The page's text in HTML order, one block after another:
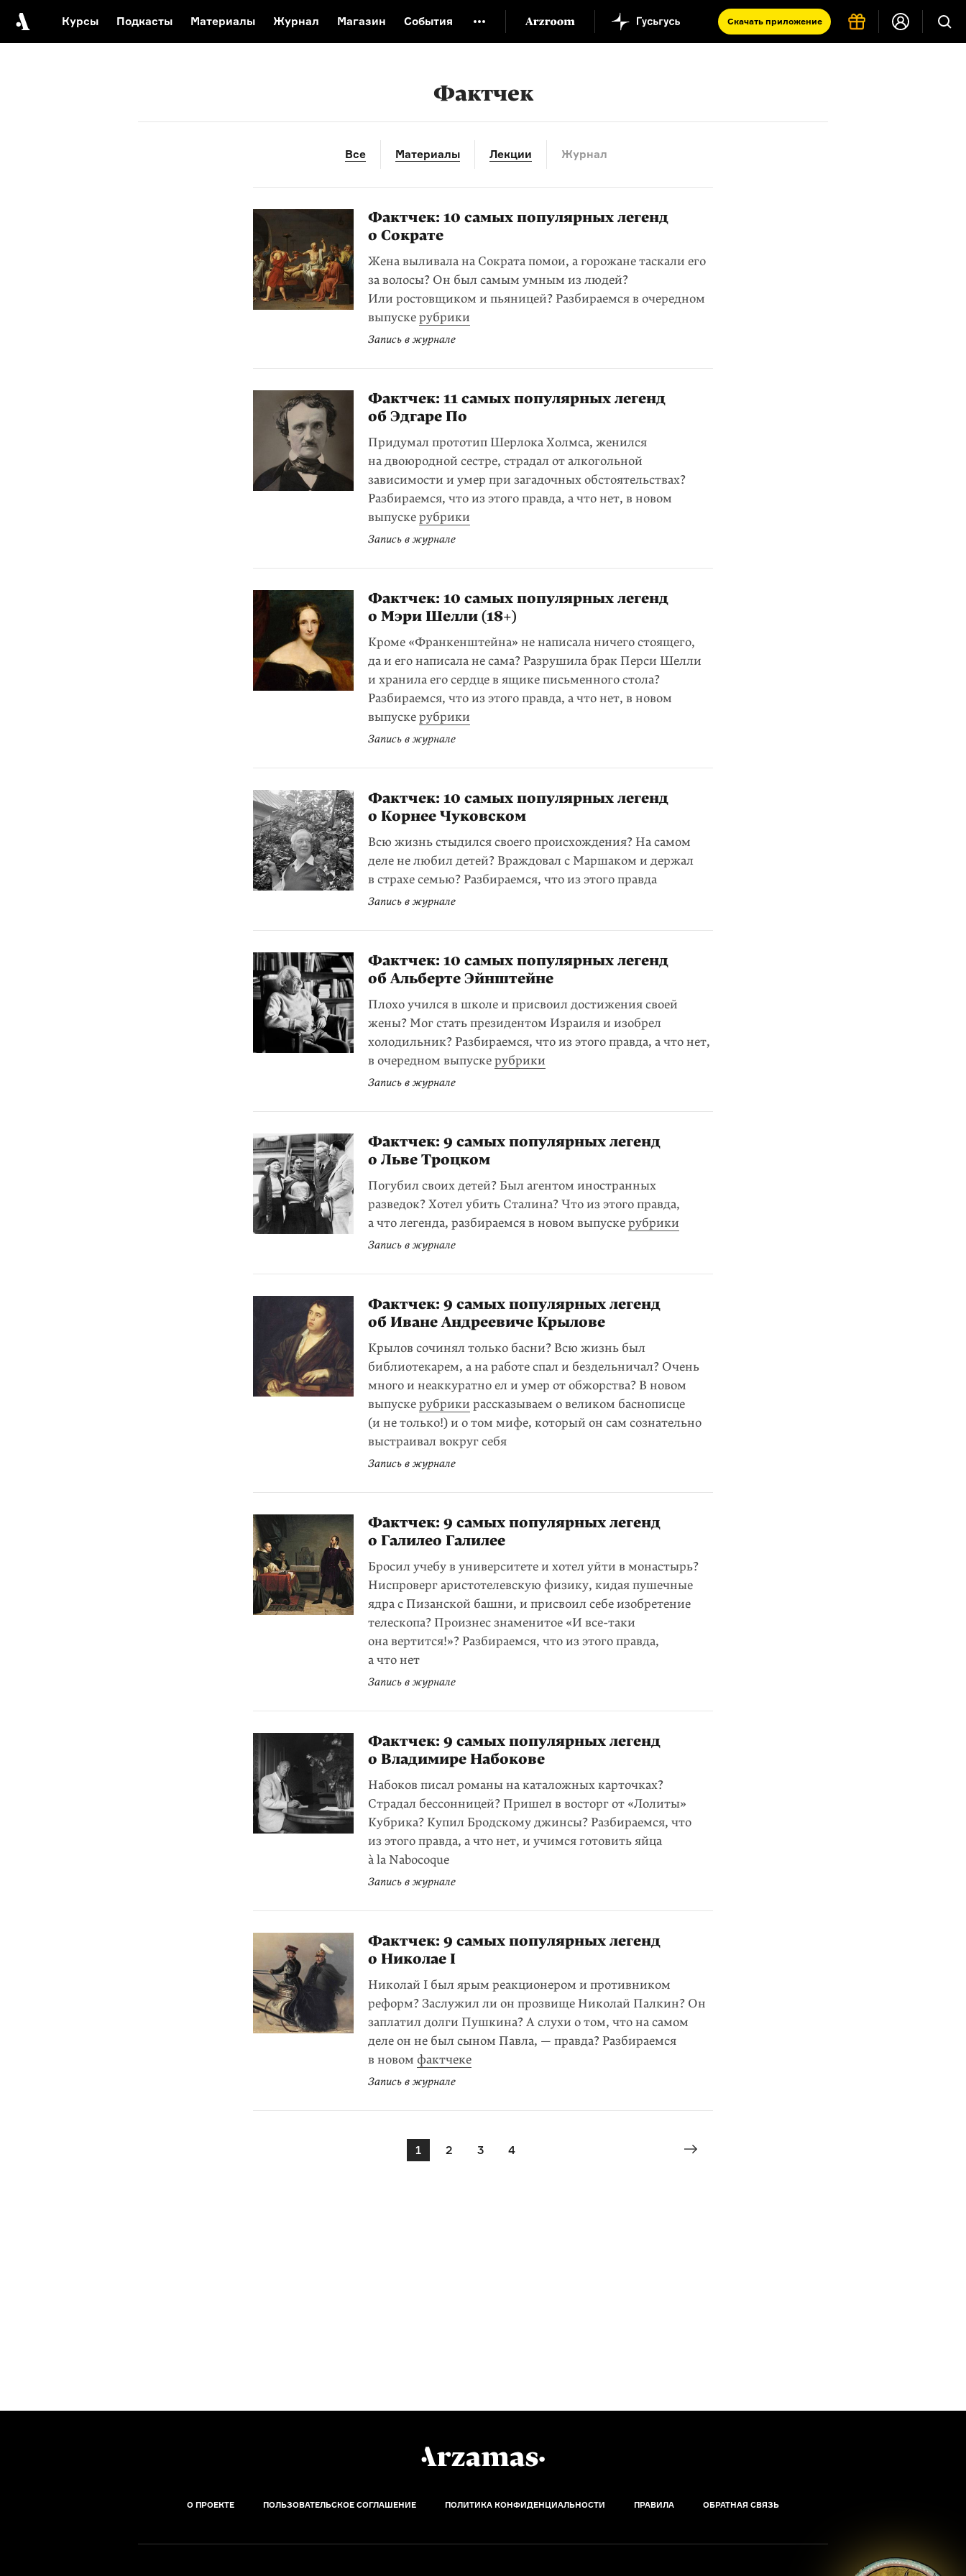
Курсы Подкасты Материалы Журнал Магазин События Скачать приложение
Русская литература XX века
Фактчек
Все Материалы Лекции Журнал
Фактчек: 10 самых популярных легенд
о Сократе
Жена выливала на Сократа помои, а горожане таскали его
за волосы? Он был самым умным из людей?
Или ростовщиком и пьяницей? Разбираемся в очередном
выпускерубрики
Запись в журнале
Фактчек: 11 самых популярных легенд
об Эдгаре По
Придумал прототип Шерлока Холмса, женился
на двоюродной сестре, страдал от алкогольной
зависимости и умер при загадочных обстоятельствах?
Разбираемся, что из этого правда, а что нет, в новом
выпускерубрики
Запись в журнале
Фактчек: 10 самых популярных легенд
о Мэри Шелли (18+)
Кроме «Франкенштейна» не написала ничего стоящего,
да и его написала не сама? Разрушила брак Перси Шелли
и хранила его сердце в ящике письменного стола?
Разбираемся, что из этого правда, а что нет, в новом
выпускерубрики
Запись в журнале
Фактчек: 10 самых популярных легенд
о Корнее Чуковском
Всю жизнь стыдился своего происхождения? На самом
деле не любил детей? Враждовал с Маршаком и держал
в страхе семью? Разбираемся, что из этого правда
Запись в журнале
Фактчек: 10 самых популярных легенд
об Альберте Эйнштейне
Плохо учился в школе и присвоил достижения своей
жены? Мог стать президентом Израиля и изобрел
холодильник? Разбираемся, что из этого правда, а что нет,
в очередном выпускерубрики
Запись в журнале
Фактчек: 9 самых популярных легенд
о Льве Троцком
Погубил своих детей? Был агентом иностранных
разведок? Хотел убить Сталина? Что из этого правда,
а что легенда, разбираемся в новом выпускерубрики
Запись в журнале
Фактчек: 9 самых популярных легенд
об Иване Андреевиче Крылове
Крылов сочинял только басни? Всю жизнь был
библиотекарем, а на работе спал и бездельничал? Очень
много и неаккуратно ел и умер от обжорства? В новом
выпускерубрики рассказываем о великом баснописце
(и не только!) и о том мифе, который он сам сознательно
выстраивал вокруг себя
Запись в журнале
Фактчек: 9 самых популярных легенд
о Галилео Галилее
Бросил учебу в университете и хотел уйти в монастырь?
Ниспроверг аристотелевскую физику, кидая пушечные
ядра с Пизанской башни, и присвоил себе изобретение
телескопа? Произнес знаменитое «И все-таки
она вертится!»? Разбираемся, что из этого правда,
а что нет
Запись в журнале
Фактчек: 9 самых популярных легенд
о Владимире Набокове
Набоков писал романы на каталожных карточках?
Страдал бессонницей? Пришел в восторг от «Лолиты»
Кубрика? Купил Бродскому джинсы? Разбираемся, что
из этого правда, а что нет, и учимся готовить яйца
à la Nabocoque
Запись в журнале
Фактчек: 9 самых популярных легенд
о Николае I
Николай I был ярым реакционером и противником
реформ? Заслужил ли он прозвище Николай Палкин? Он
заплатил долги Пушкина? А слухи о том, что на самом
деле он не был сыном Павла, — правда? Разбираемся
в новом фактчеке
Запись в журнале
1 2 3 4
О ПРОЕКТЕ ПОЛЬЗОВАТЕЛЬСКОЕ СОГЛАШЕНИЕ ПОЛИТИКА КОНФИДЕНЦИАЛЬНОСТИ ПРАВИЛА ОБРАТНАЯ СВЯЗЬ